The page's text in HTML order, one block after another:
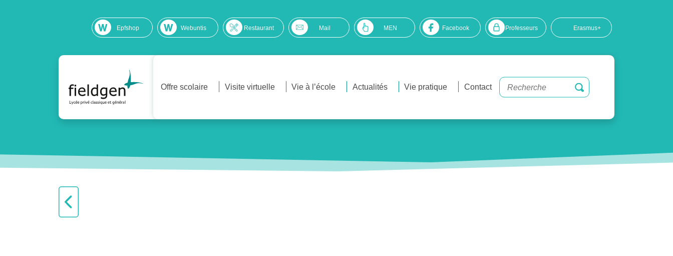
Epfshop Webuntis Restaurant Mail MEN Facebook Professeurs Erasmus+
Offre scolaire Visite virtuelle Vie à l’école Actualités Vie pratique Contact